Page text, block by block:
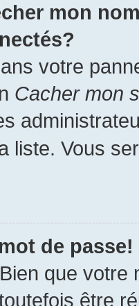
mon
votre
Cacher mon
liste. Vous
de passe!
que
être